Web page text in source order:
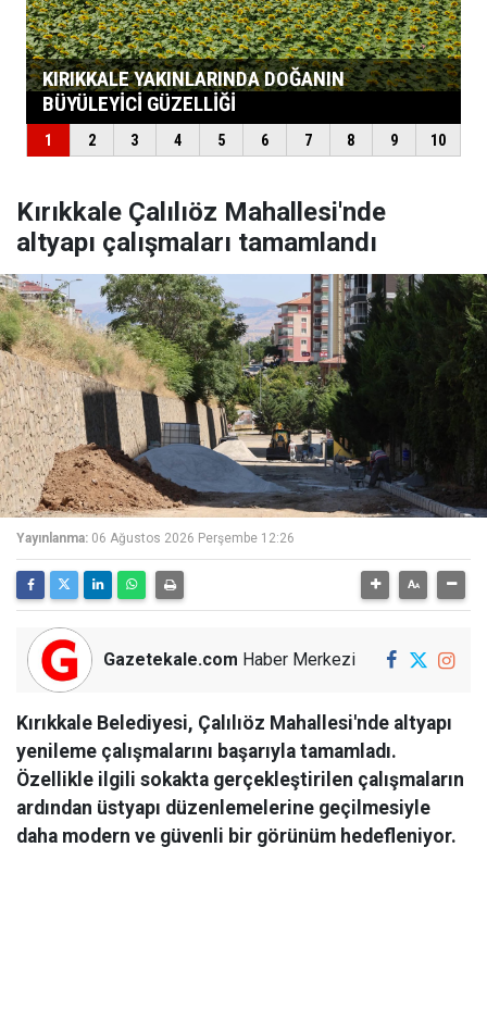
Kırıkkale Çalılıöz Mahallesi'nde
altyapı çalışmaları tamamlandı
Yayınlanma: 06 Ağustos 2026 Perşembe 12:26
Gazetekale.com Haber Merkezi
Kırıkkale Belediyesi, Çalılıöz Mahallesi'nde altyapı
yenileme çalışmalarını başarıyla tamamladı.
Özellikle ilgili sokakta gerçekleştirilen çalışmaların
ardından üstyapı düzenlemelerine geçilmesiyle
daha modern ve güvenli bir görünüm hedefleniyor.